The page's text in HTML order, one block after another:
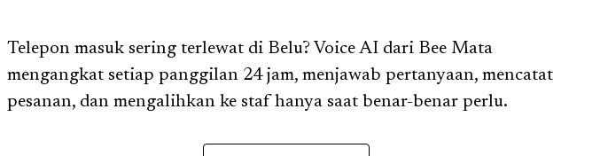
Telepon masuk sering terlewat di Belu? Voice AI dari Bee Mata
mengangkat setiap panggilan 24 jam, menjawab pertanyaan, mencatat
pesanan, dan mengalihkan ke staf hanya saat benar-benar perlu.